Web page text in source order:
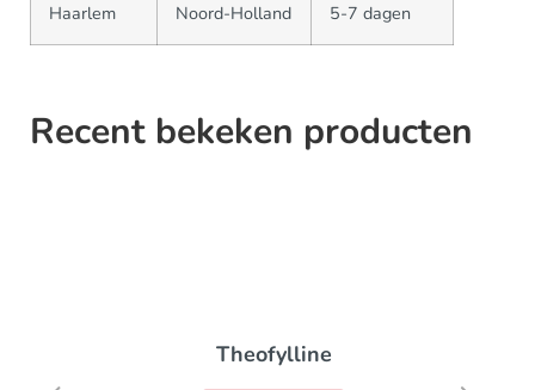
Haarlem Noord-Holland 5-7 dagen
Recent bekeken producten